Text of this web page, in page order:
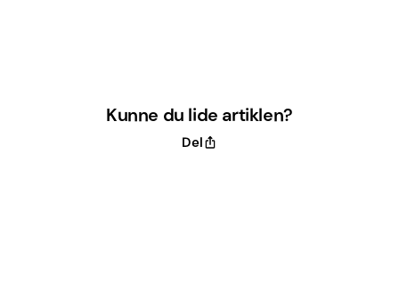
Kunne du lide artiklen?
Del